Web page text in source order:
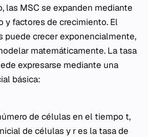
las MSC se expanden mediante
y factores de crecimiento. El
puede crecer exponencialmente,
matemáticamente. La tasa
expresarse mediante una
básica:
de células en el tiempo t,
de células y r es la tasa de